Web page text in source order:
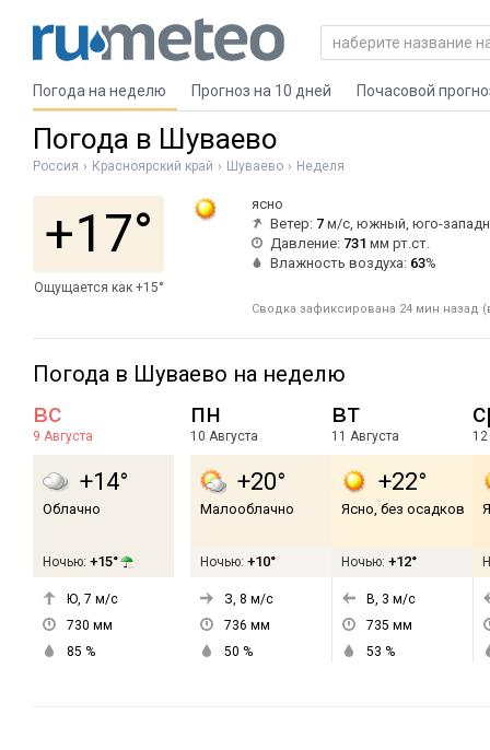
Погода на неделю Прогноз на 10 дней Почасовой
Погода в Шуваево
Россия Красноярский край Шуваево Неделя
+17°
Ощущается как +15°
ясно
Ветер: 7 м/с, южный, юго-
Давление: 731 мм рт.ст.
Влажность воздуха: 63%
Сводка зафиксирована 24 мин назад
Погода в Шуваево на неделю
вс
9 Августа
+14°
Облачно
Ночью: +15°
Ю, 7 м/с
730 мм
85 %
пн
10 Августа
+20°
Малооблачно
Ночью: +10°
З, 8 м/с
736 мм
50 %
вт
11 Августа
+22°
Ясно, без осадков
Ночью: +12°
В, 3 м/с
735 мм
53 %
12